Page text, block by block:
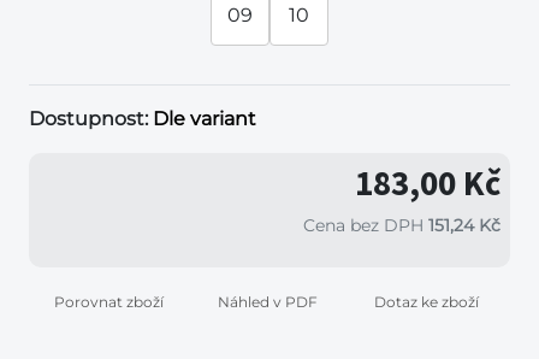
09 10
Dostupnost: Dle variant
183,00 Kč
Cena bez DPH 151,24 Kč
Porovnat zboží Náhled v PDF Dotaz ke zboží